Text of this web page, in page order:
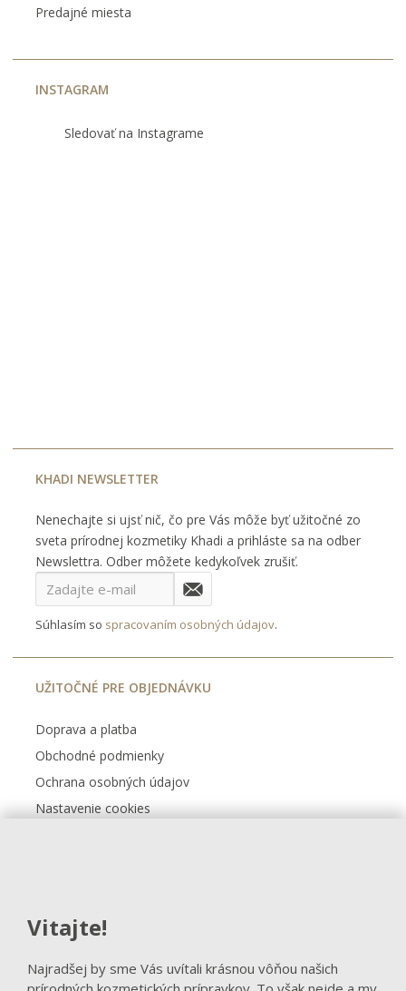
Vitajte!
Najradšej by sme Vás uvítali krásnou vôňou našich
Predajné miesta
INSTAGRAM
Sledovať na Instagrame
KHADI NEWSLETTER
Nenechajte si ujsť nič, čo pre Vás môže byť užitočné zo
sveta prírodnej kozmetiky Khadi a prihláste sa na odber
Newslettra. Odber môžete kedykoľvek zrušiť.
Súhlasím so spracovaním osobných údajov.
UŽITOČNÉ PRE OBJEDNÁVKU
Doprava a platba
Obchodné podmienky
Ochrana osobných údajov
Nastavenie cookies